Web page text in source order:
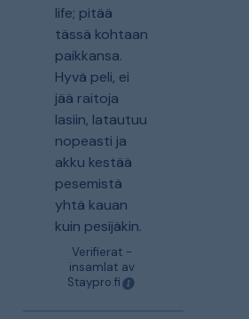
life; pitää
tässä kohtaan
paikkansa.
Hyvä peli, ei
jää raitoja
lasiin, latautuu
nopeasti ja
akku kestää
pesemistä
yhtä kauan
kuin pesijäkin.
Verifierat -
insamlat av
Staypro.fi